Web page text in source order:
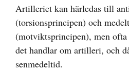
Artilleriet kan härledas till
(torsionsprincipen) och
(motviktsprincipen), men
det handlar om artilleri, och
senmedeltid.